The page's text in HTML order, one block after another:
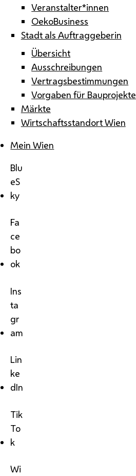
Veranstalter*innen
OekoBusiness
Stadt als Auftraggeberin
Übersicht
Ausschreibungen
Vertragsbestimmungen
Vorgaben für Bauprojekte
Märkte
Wirtschaftsstandort Wien
Mein Wien
Blu
eS
ky
Fa
ce
bo
ok
Ins
ta
gr
am
Lin
ke
dIn
Tik
To
k
Wi